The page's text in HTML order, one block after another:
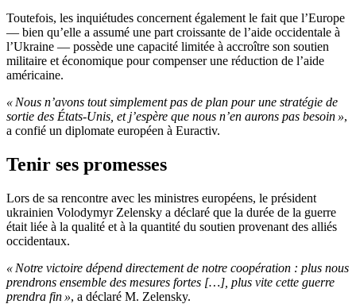
Toutefois, les inquiétudes concernent également le fait que l’Europe
— bien qu’elle a assumé une part croissante de l’aide occidentale à
l’Ukraine — possède une capacité limitée à accroître son soutien
militaire et économique pour compenser une réduction de l’aide
américaine.
« Nous n’avons tout simplement pas de plan pour une stratégie de
sortie des États-Unis, et j’espère que nous n’en aurons pas besoin »,
a confié un diplomate européen à Euractiv.
Tenir ses promesses
Lors de sa rencontre avec les ministres européens, le président
ukrainien Volodymyr Zelensky a déclaré que la durée de la guerre
était liée à la qualité et à la quantité du soutien provenant des alliés
occidentaux.
« Notre victoire dépend directement de notre coopération : plus nous
prendrons ensemble des mesures fortes […], plus vite cette guerre
prendra fin », a déclaré M. Zelensky.